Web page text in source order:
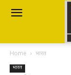
Nutan
Savera
Home भारत
भारत